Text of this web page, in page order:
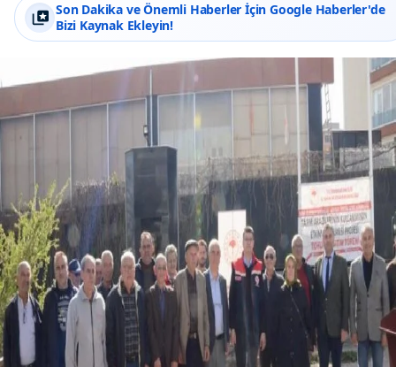
Son Dakika ve Önemli Haberler İçin Google Haberler'de
Bizi Kaynak Ekleyin!